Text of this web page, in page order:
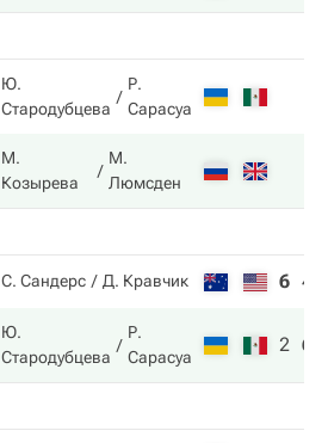
Ю.
Стародубцева
Р.
Сарасуа
М.
Козырева
М.
Люмсден
С. Сандерс Д. Кравчик 6 4
Ю.
Стародубцева
Р.
Сарасуа
2 6